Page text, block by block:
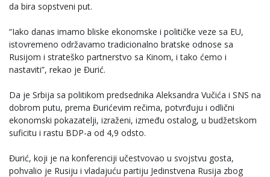
da bira sopstveni put.
“Iako danas imamo bliske ekonomske i političke veze sa EU,
istovremeno održavamo tradicionalno bratske odnose sa
Rusijom i strateško partnerstvo sa Kinom, i tako ćemo i
nastaviti”, rekao je Đurić.
Da je Srbija sa politikom predsednika Aleksandra Vučića i SNS na
dobrom putu, prema Đurićevim rečima, potvrđuju i odlični
ekonomski pokazatelji, izraženi, između ostalog, u budžetskom
suficitu i rastu BDP-a od 4,9 odsto.
Đurić, koji je na konferenciji učestvovao u svojstvu gosta,
pohvalio je Rusiju i vladajuću partiju Jedinstvena Rusija zbog